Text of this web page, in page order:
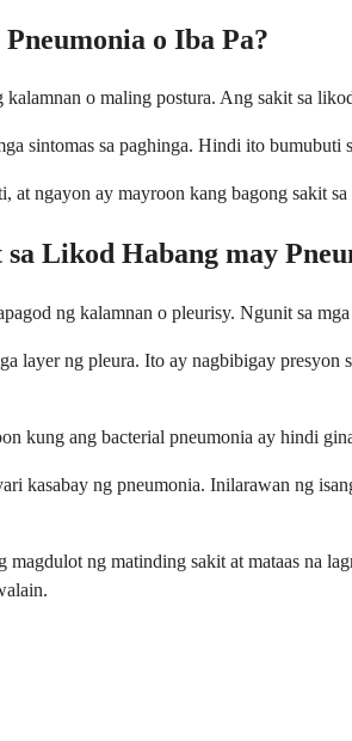
o Iba Pa?
o maling postura. Ang sakit sa
sintomas sa paghinga. Hindi ito bumubuti
at ngayon ay mayroon kang bagong sakit
Likod Habang may
ng kalamnan o pleurisy. Ngunit sa
layer ng pleura. Ito ay nagbibigay presyon
kung ang bacterial pneumonia ay hindi
kasabay ng pneumonia. Inilarawan ng
magdulot ng matinding sakit at mataas na